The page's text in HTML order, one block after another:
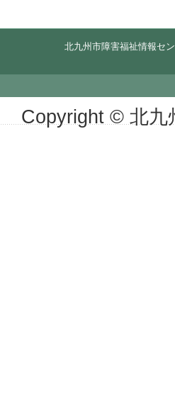
北九州市障害福祉情報セ
Copyright © 北九